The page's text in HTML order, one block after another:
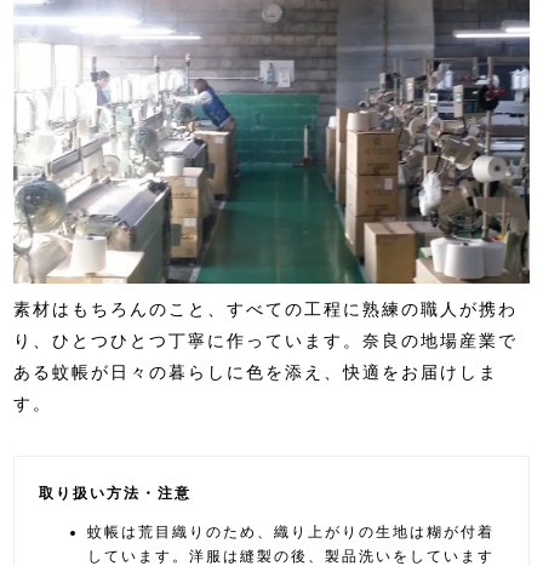
素材はもちろんのこと、すべての工程に熟練の職人が携わ
り、ひとつひとつ丁寧に作っています。奈良の地場産業で
ある蚊帳が日々の暮らしに色を添え、快適をお届けしま
す。
取り扱い方法・注意
蚊帳は荒目織りのため、織り上がりの生地は糊が付着
しています。洋服は縫製の後、製品洗いをしています